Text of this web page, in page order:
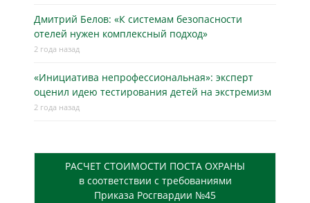
Дмитрий Белов: «К системам безопасности
отелей нужен комплексный подход»
2 года назад
«Инициатива непрофессиональная»: эксперт
оценил идею тестирования детей на экстремизм
2 года назад
РАСЧЕТ СТОИМОСТИ ПОСТА ОХРАНЫ
в соответствии с требованиями
Приказа Росгвардии №45